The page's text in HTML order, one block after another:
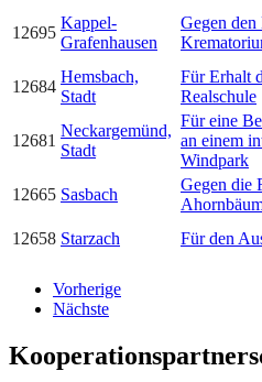
12695
Kappel-
Grafenhausen
Gegen den
12684
Hemsbach,
Stadt
Für Erhalt
Realschule
12681
Neckargemünd,
Stadt
Für eine
an einem
Windpark
12665 Sasbach
Gegen die
12658 Starzach Für den
Vorherige
Nächste